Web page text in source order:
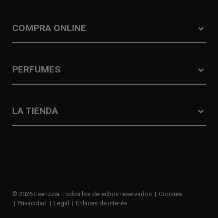
COMPRA ONLINE
PERFUMES
LA TIENDA
© 2026 Esenzzia. Todos los derechos reservados
Cookies
Privacidad
Legal Enlaces de interés